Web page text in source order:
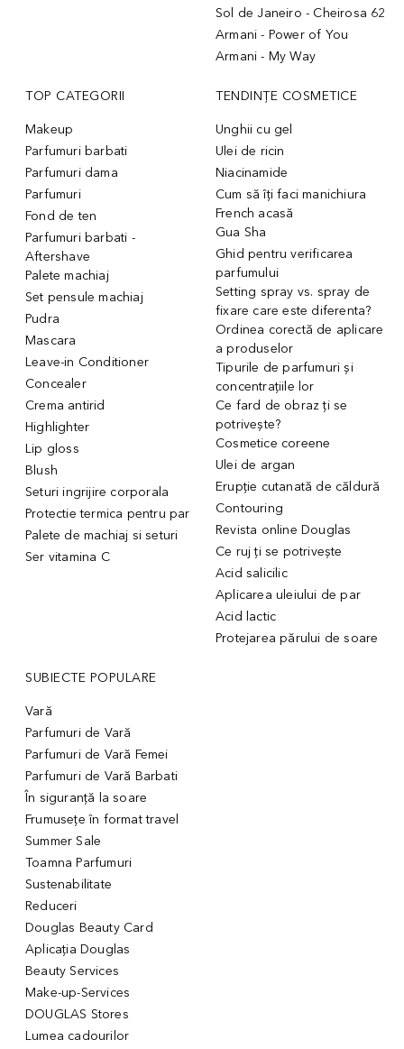
Sol de Janeiro - Cheirosa 62
Armani - Power of You
Armani - My Way
TOP CATEGORII
Makeup
Parfumuri barbati
Parfumuri dama
Parfumuri
Fond de ten
Parfumuri barbati -
Aftershave
Palete machiaj
Set pensule machiaj
Pudra
Mascara
Leave-in Conditioner
Concealer
Crema antirid
Highlighter
Lip gloss
Blush
Seturi ingrijire corporala
Protectie termica pentru par
Palete de machiaj si seturi
Ser vitamina C
TENDINȚE COSMETICE
Unghii cu gel
Ulei de ricin
Niacinamide
Cum să îți faci manichiura
French acasă
Gua Sha
Ghid pentru verificarea
parfumului
Setting spray vs. spray de
fixare care este diferenta?
Ordinea corectă de aplicare
a produselor
Tipurile de parfumuri și
concentrațiile lor
Ce fard de obraz ți se
potrivește?
Cosmetice coreene
Ulei de argan
Erupție cutanată de căldură
Contouring
Revista online Douglas
Ce ruj ți se potrivește
Acid salicilic
Aplicarea uleiului de par
Acid lactic
Protejarea părului de soare
SUBIECTE POPULARE
Vară
Parfumuri de Vară
Parfumuri de Vară Femei
Parfumuri de Vară Barbati
În siguranță la soare
Frumusețe în format travel
Summer Sale
Toamna Parfumuri
Sustenabilitate
Reduceri
Douglas Beauty Card
Aplicația Douglas
Beauty Services
Make-up-Services
DOUGLAS Stores
Lumea cadourilor